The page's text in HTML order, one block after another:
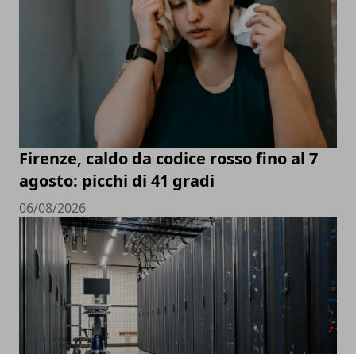
Firenze, caldo da codice rosso fino al 7
agosto: picchi di 41 gradi
06/08/2026